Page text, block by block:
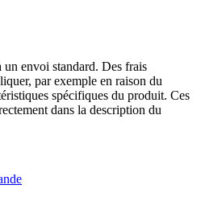
envoi standard. Des frais
par exemple en raison du
spécifiques du produit. Ces
dans la description du